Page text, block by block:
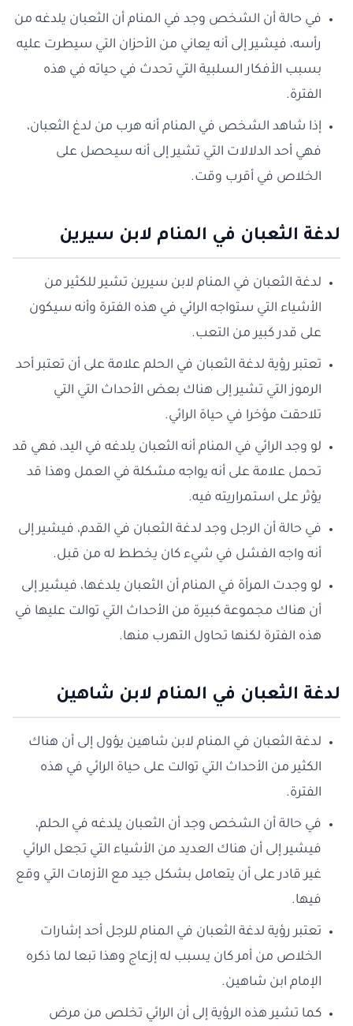
في حالة أن الشخص وجد في المنام أن الثعبان يلدغه من
رأسه، فيشير إلى أنه يعاني من الأحزان التي سيطرت عليه
بسبب الأفكار السلبية التي تحدث في حياته في هذه
الفترة.
إذا شاهد الشخص في المنام أنه هرب من لدغ الثعبان،
فهي أحد الدلالات التي تشير إلى أنه سيحصل على
الخلاص في أقرب وقت.
لدغة الثعبان في المنام لابن سيرين
لدغة الثعبان في المنام لابن سيرين تشير للكثير من
الأشياء التي ستواجه الرائي في هذه الفترة وأنه سيكون
على قدر كبير من التعب.
تعتبر رؤية لدغة الثعبان في الحلم علامة على أن تعتبر أحد
الرموز التي تشير إلى هناك بعض الأحداث التي التي
تلاحقت مؤخرا في حياة الرائي.
لو وجد الرائي في المنام أنه الثعبان يلدغه في اليد، فهي قد
تحمل علامة على أنه يواجه مشكلة في العمل وهذا قد
يؤثر على استمراريته فيه.
في حالة أن الرجل وجد لدغة الثعبان في القدم، فيشير إلى
أنه واجه الفشل في شيء كان يخطط له من قبل.
لو وجدت المرأة في المنام أن الثعبان يلدغها، فيشير إلى
أن هناك مجموعة كبيرة من الأحداث التي توالت عليها في
هذه الفترة لكنها تحاول التهرب منها.
لدغة الثعبان في المنام لابن شاهين
لدغة الثعبان في المنام لابن شاهين يؤول إلى أن هناك
الكثير من الأحداث التي توالت على حياة الرائي في هذه
الفترة.
في حالة أن الشخص وجد أن الثعبان يلدغه في الحلم،
فيشير إلى أن هناك العديد من الأشياء التي تجعل الرائي
غير قادر على أن يتعامل بشكل جيد مع الأزمات التي وقع
فيها.
تعتبر رؤية لدغة الثعبان في المنام للرجل أحد إشارات
الخلاص من أمر كان يسبب له إزعاج وهذا تبعا لما ذكره
الإمام ابن شاهين.
كما تشير هذه الرؤية إلى أن الرائي تخلص من مرض